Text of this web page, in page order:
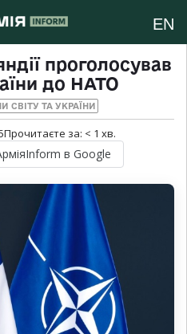
EN
проголосував
до НАТО
СВІТУ ТА УКРАЇНИ
Прочитаєте за: < 1 хв.
в Google